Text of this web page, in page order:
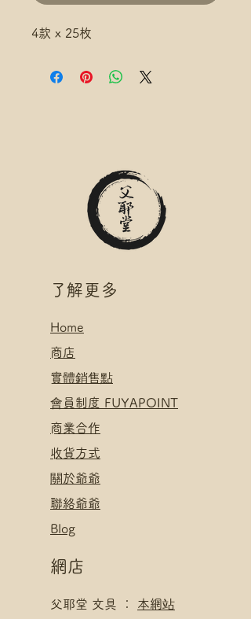
4款 x 25枚
​了解更多
Home
​商店
​實體銷售點
​會員制度 FUYAPOINT
​商業合作
​收貨方式
關於爺爺
聯絡爺爺
Blog
網店
父耶堂 文具 ： 本網站